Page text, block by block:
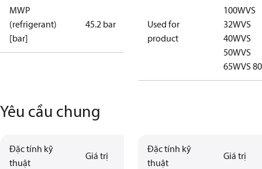
MWP
(refrigerant)
[bar]
45.2 bar
Used for
product
100WVS
32WVS
40WVS
50WVS
65WVS 80
Yêu cầu chung
Đặc tính kỹ
thuật
Giá trị
Đặc tính kỹ
thuật
Giá trị